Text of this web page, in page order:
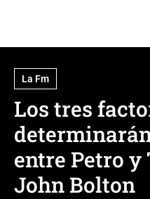
La Fm
Los tres
entre Petro y
John Bolton